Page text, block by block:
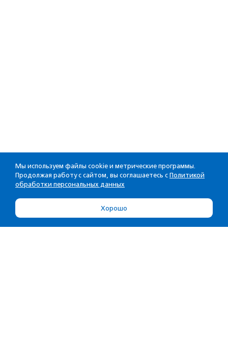
Мы используем файлы cookie и метрические программы.
Продолжая работу с сайтом, вы соглашаетесь с Политикой
обработки персональных данных
Хорошо